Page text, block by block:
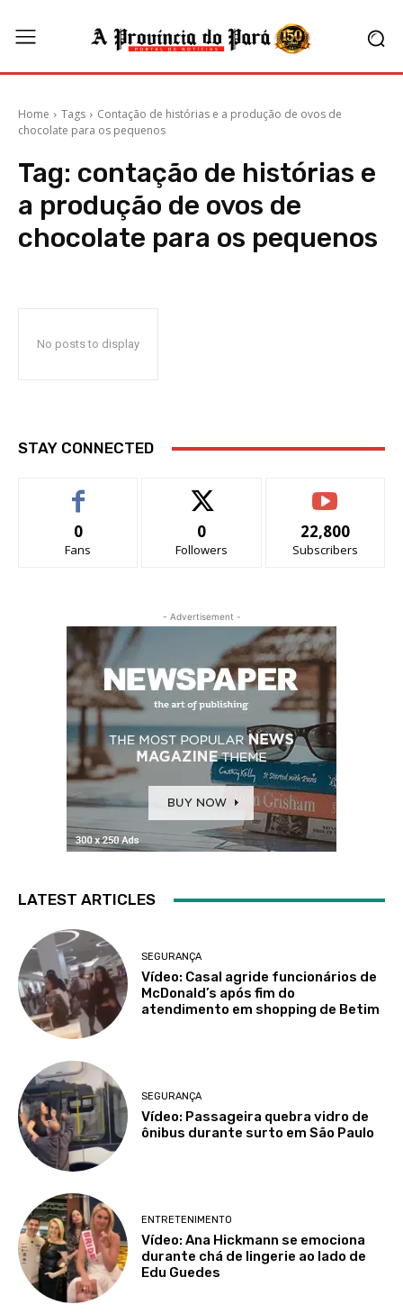
Home Tags
Contação de histórias e a produção de ovos de
chocolate para os pequenos
Tag: contação de histórias e
a produção de ovos de
chocolate para os pequenos
No posts to display
STAY CONNECTED
0
Fans
0
Followers
22,800
Subscribers
- Advertisement -
LATEST ARTICLES
SEGURANÇA
Vídeo: Casal agride funcionários de
McDonald’s após fim do
atendimento em shopping de Betim
SEGURANÇA
Vídeo: Passageira quebra vidro de
ônibus durante surto em São Paulo
ENTRETENIMENTO
Vídeo: Ana Hickmann se emociona
durante chá de lingerie ao lado de
Edu Guedes